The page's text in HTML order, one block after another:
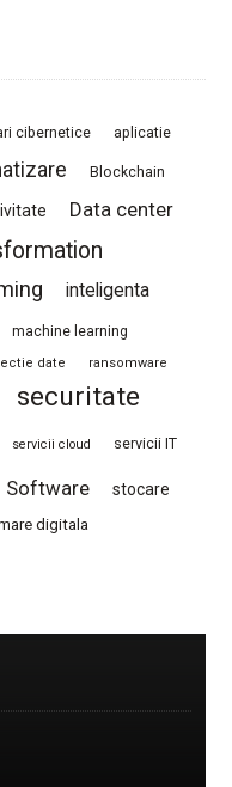
cibernetice aplicatie
Blockchain
Data center
inteligenta
machine learning
date ransomware
securitate
servicii cloud servicii IT
Software stocare
digitala